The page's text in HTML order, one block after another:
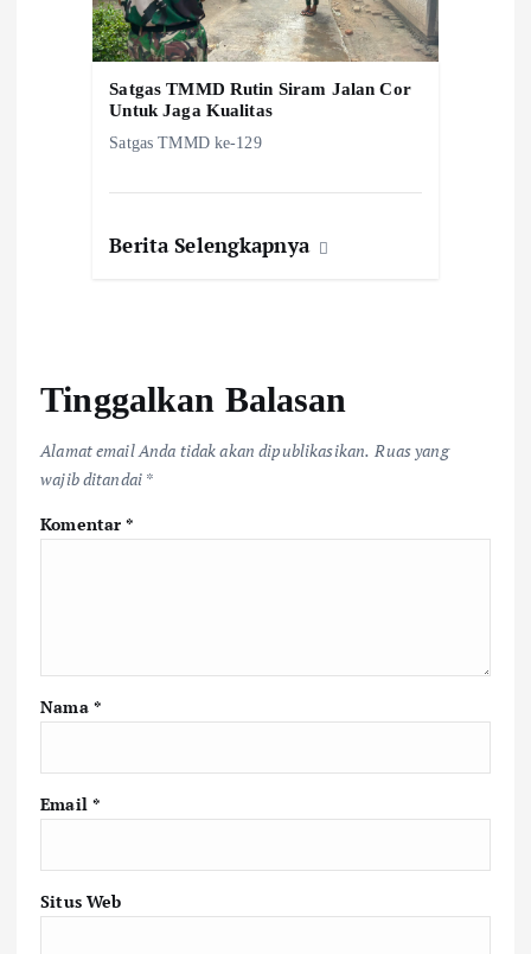
Satgas TMMD Rutin Siram Jalan Cor
Untuk Jaga Kualitas
Satgas TMMD ke-129
Berita Selengkapnya
Tinggalkan Balasan
Alamat email Anda tidak akan dipublikasikan. Ruas yang
wajib ditandai *
Komentar*
Nama *
Email *
Situs Web